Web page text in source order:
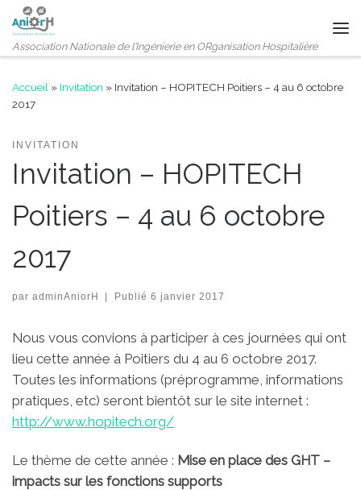
Passer au contenu
Association Nationale de l'Ingénierie en ORganisation Hospitalière
Accueil » Invitation » Invitation – HOPITECH Poitiers – 4 au 6 octobre
2017
INVITATION
Invitation – HOPITECH
Poitiers – 4 au 6 octobre
2017
par adminAniorH Publié 6 janvier 2017
Nous vous convions à participer à ces journées qui ont
lieu cette année à Poitiers du 4 au 6 octobre 2017.
Toutes les informations (préprogramme, informations
pratiques, etc) seront bientôt sur le site internet :
http://www.hopitech.org/
Le thème de cette année : Mise en place des GHT –
impacts sur les fonctions supports